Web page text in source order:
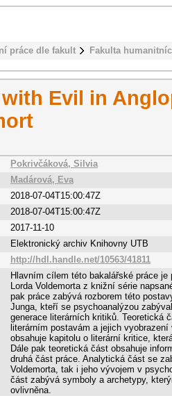
práce dle fakult Fakulta
Evil in
Pokrivčáková, Silvia
Madárová, Eva
2018-07-04T15:00:47Z
2018-07-04T15:00:47Z
2017-11-10
Elektronický archiv Knihovny UTB
http://hdl.handle.net/10563/41811
Hlavním cílem této bakalářské práce
Lorda Voldemorta z knižní série
pak práce zabývá rozborem této
Junga, kteří se psychoanalýzou
generace literárních kritiků. Teoretická
literárním postavám a jejich
obsahuje kapitolu o literární kritice,
Dále pak teoretická část obsahuje
druhá část práce. Analytická část se
Voldemorta, tak i jeho vývojem v
část zabývá symboly a archetypy,
ovlivněna.